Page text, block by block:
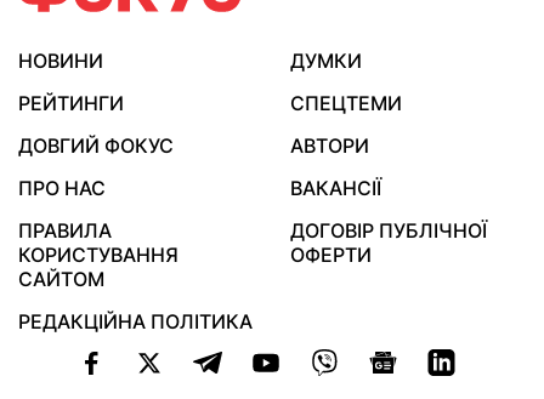
НОВИНИ
ДУМКИ
РЕЙТИНГИ
СПЕЦТЕМИ
ДОВГИЙ ФОКУС
АВТОРИ
ПРО НАС
ВАКАНСІЇ
ПРАВИЛА
КОРИСТУВАННЯ
САЙТОМ
ДОГОВІР ПУБЛІЧНОЇ
ОФЕРТИ
РЕДАКЦІЙНА ПОЛІТИКА